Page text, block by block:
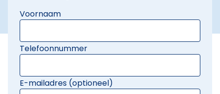
Voornaam
Telefoonnummer
E-mailadres (optioneel)